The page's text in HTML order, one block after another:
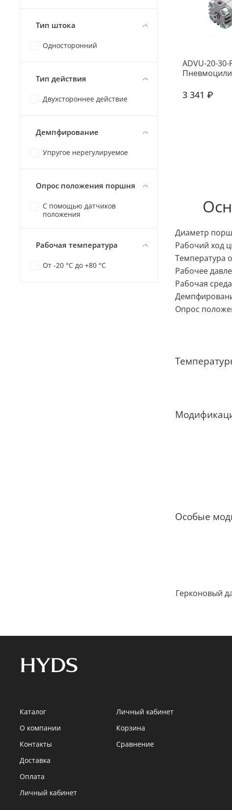
ADVU-20-30-
3 341 ₽
Диаметр
Рабочий ход
Температура
Рабочее
Рабочая
Опрос
Особые
Герконовый
Тип штока
Односторонний
Тип действия
Двухстороннее действие
Демпфирование
Упругое нерегулируемое
Опрос положения поршня
С помощью датчиков
положения
Рабочая температура
От -20 °C до +80 °C
Каталог
О компании
Контакты
Доставка
Оплата
Личный кабинет
Личный кабинет
Корзина
Сравнение